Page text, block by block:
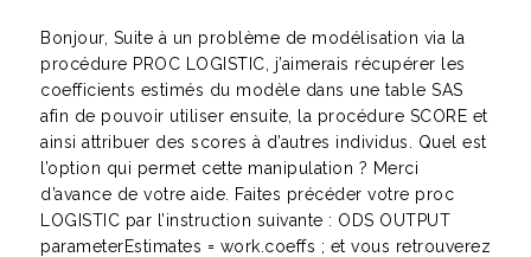
Bonjour, Suite à un problème de modélisation via la
procédure PROC LOGISTIC, j’aimerais récupérer les
coefficients estimés du modèle dans une table SAS
afin de pouvoir utiliser ensuite, la procédure SCORE et
ainsi attribuer des scores à d’autres individus. Quel est
l’option qui permet cette manipulation ? Merci
d’avance de votre aide. Faites précéder votre proc
LOGISTIC par l’instruction suivante : ODS OUTPUT
parameterEstimates = work.coeffs ; et vous retrouverez